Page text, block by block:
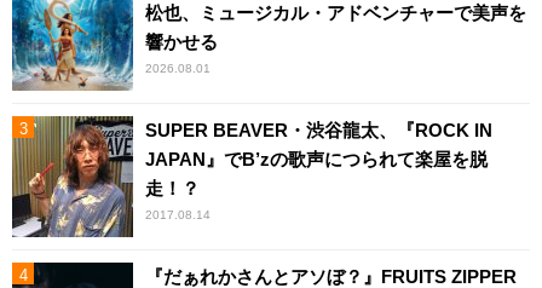
松也、ミュージカル・アドベンチャーで美声を
響かせる
2026.08.01
SUPER BEAVER・渋谷龍太、『ROCK IN
JAPAN』でB’zの歌声につられて楽屋を脱
走！？
2017.08.14
『だぁれかさんとアソぼ？』FRUITS ZIPPER